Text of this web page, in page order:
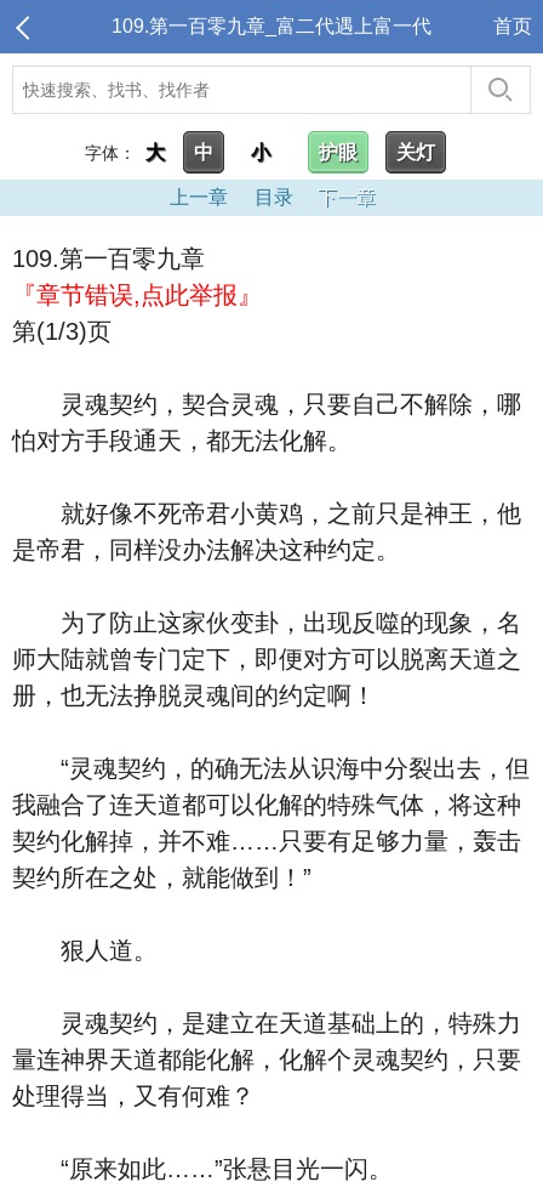
109.第一百零九章_富二代遇上富一代 首页
字体： 大 中 小 护眼 关灯
上一章 目录 下一章
109.第一百零九章
『章节错误,点此举报』
第(1/3)页
灵魂契约，契合灵魂，只要自己不解除，哪
怕对方手段通天，都无法化解。
就好像不死帝君小黄鸡，之前只是神王，他
是帝君，同样没办法解决这种约定。
为了防止这家伙变卦，出现反噬的现象，名
师大陆就曾专门定下，即便对方可以脱离天道之
册，也无法挣脱灵魂间的约定啊！
“灵魂契约，的确无法从识海中分裂出去，但
我融合了连天道都可以化解的特殊气体，将这种
契约化解掉，并不难……只要有足够力量，轰击
契约所在之处，就能做到！”
狠人道。
灵魂契约，是建立在天道基础上的，特殊力
量连神界天道都能化解，化解个灵魂契约，只要
处理得当，又有何难？
“原来如此……”张悬目光一闪。